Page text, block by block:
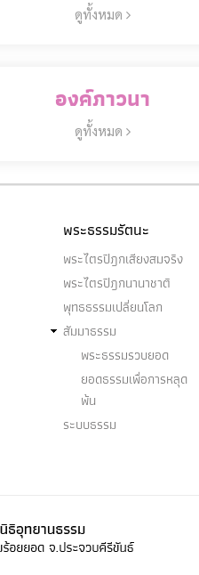
ดูทั้งหมด
องค์ภาวนา
ดูทั้งหมด
พระธรรมรัตนะ
พระไตรปิฎกเสียงสมจริง
พระไตรปิฎกนานาชาติ
พุทธธรรมเปลี่ยนโลก
สัมมาธรรม
พระธรรมรวบยอด
ยอดธรรมเพื่อการหลุด
พ้น
ระบบธรรม